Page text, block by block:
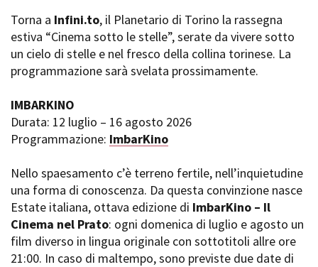
Torna a Infini.to, il Planetario di Torino la rassegna
estiva “Cinema sotto le stelle”, serate da vivere sotto
un cielo di stelle e nel fresco della collina torinese. La
programmazione sarà svelata prossimamente.
IMBARKINO
Durata: 12 luglio – 16 agosto 2026
Programmazione: ImbarKino
Nello spaesamento c’è terreno fertile, nell’inquietudine
una forma di conoscenza. Da questa convinzione nasce
Estate italiana, ottava edizione di ImbarKino – Il
Cinema nel Prato: ogni domenica di luglio e agosto un
film diverso in lingua originale con sottotitoli allre ore
21:00. In caso di maltempo, sono previste due date di